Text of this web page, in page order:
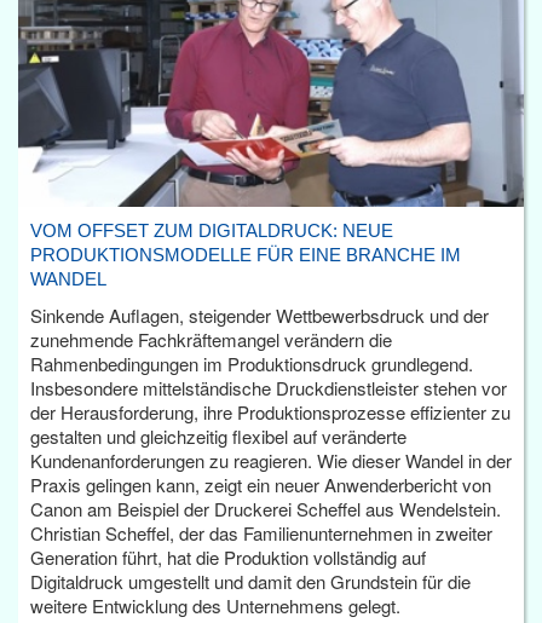
VOM OFFSET ZUM DIGITALDRUCK: NEUE
PRODUKTIONSMODELLE FÜR EINE BRANCHE IM
WANDEL
Sinkende Auflagen, steigender Wettbewerbsdruck und der
zunehmende Fachkräftemangel verändern die
Rahmenbedingungen im Produktionsdruck grundlegend.
Insbesondere mittelständische Druckdienstleister stehen vor
der Herausforderung, ihre Produktionsprozesse effizienter zu
gestalten und gleichzeitig flexibel auf veränderte
Kundenanforderungen zu reagieren. Wie dieser Wandel in der
Praxis gelingen kann, zeigt ein neuer Anwenderbericht von
Canon am Beispiel der Druckerei Scheffel aus Wendelstein.
Christian Scheffel, der das Familienunternehmen in zweiter
Generation führt, hat die Produktion vollständig auf
Digitaldruck umgestellt und damit den Grundstein für die
weitere Entwicklung des Unternehmens gelegt.